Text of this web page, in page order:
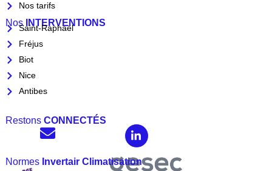
Nos tarifs
Nos INTERVENTIONS
Saint-Raphaël
Fréjus
Biot
Nice
Antibes
Restons CONNECTÉS
Normes Invertair Climatisation